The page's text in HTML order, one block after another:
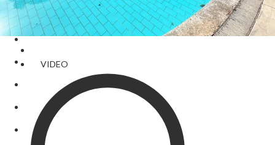
VIDEO